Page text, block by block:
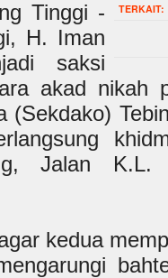
TERKAIT:
Tinggi -
H. Iman
saksi
akad nikah
(Sekdako)
Jalan K.L.
kedua